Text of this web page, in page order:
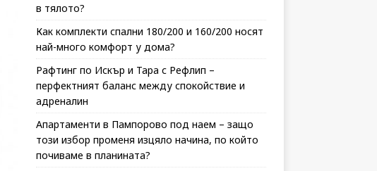
в тялото?
Как комплекти спални 180/200 и 160/200 носят
най-много комфорт у дома?
Рафтинг по Искър и Тара с Рефлип –
перфектният баланс между спокойствие и
адреналин
Апартаменти в Пампорово под наем – защо
този избор променя изцяло начина, по който
почиваме в планината?